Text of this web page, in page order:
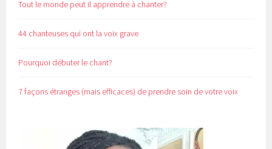
Tout le monde peut il apprendre à chanter?
44 chanteuses qui ont la voix grave
Pourquoi débuter le chant?
7 façons étranges (mais efficaces) de prendre soin de votre voix